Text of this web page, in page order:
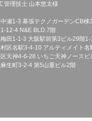
管理技士 山本悠太様
瀬1-3 幕張テクノガーデンCB棟
12-4 N&E BLD.7階
田1-1-3 大阪駅前第3ビル29階1-
区名駅3-4-10 アルティメイト名
天神4-6-28 いちご天神ノースビ
生町3-2-4 第5山重ビル2階